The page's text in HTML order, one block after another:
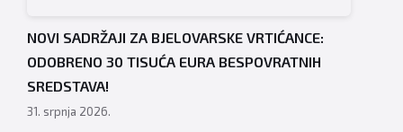
NOVI SADRŽAJI ZA BJELOVARSKE VRTIĆANCE:
ODOBRENO 30 TISUĆA EURA BESPOVRATNIH
SREDSTAVA!
31. srpnja 2026.